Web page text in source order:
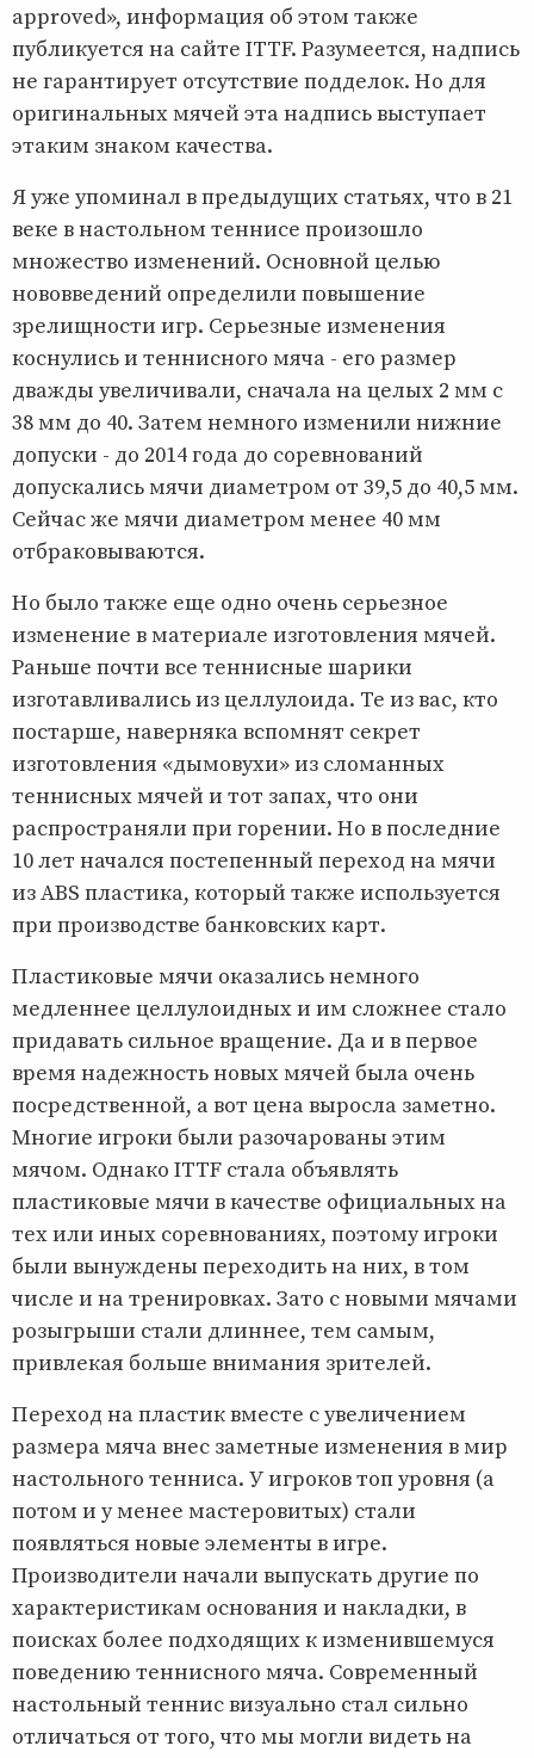
approved», информация об этом также
публикуется на сайте ITTF. Разумеется, надпись
не гарантирует отсутствие подделок. Но для
оригинальных мячей эта надпись выступает
этаким знаком качества.
Я уже упоминал в предыдущих статьях, что в 21
веке в настольном теннисе произошло
множество изменений. Основной целью
нововведений определили повышение
зрелищности игр. Серьезные изменения
коснулись и теннисного мяча - его размер
дважды увеличивали, сначала на целых 2 мм с
38 мм до 40. Затем немного изменили нижние
допуски - до 2014 года до соревнований
допускались мячи диаметром от 39,5 до 40,5 мм.
Сейчас же мячи диаметром менее 40 мм
отбраковываются.
Но было также еще одно очень серьезное
изменение в материале изготовления мячей.
Раньше почти все теннисные шарики
изготавливались из целлулоида. Те из вас, кто
постарше, наверняка вспомнят секрет
изготовления «дымовухи» из сломанных
теннисных мячей и тот запах, что они
распространяли при горении. Но в последние
10 лет начался постепенный переход на мячи
из ABS пластика, который также используется
при производстве банковских карт.
Пластиковые мячи оказались немного
медленнее целлулоидных и им сложнее стало
придавать сильное вращение. Да и в первое
время надежность новых мячей была очень
посредственной, а вот цена выросла заметно.
Многие игроки были разочарованы этим
мячом. Однако ITTF стала объявлять
пластиковые мячи в качестве официальных на
тех или иных соревнованиях, поэтому игроки
были вынуждены переходить на них, в том
числе и на тренировках. Зато с новыми мячами
розыгрыши стали длиннее, тем самым,
привлекая больше внимания зрителей.
Переход на пластик вместе с увеличением
размера мяча внес заметные изменения в мир
настольного тенниса. У игроков топ уровня (а
потом и у менее мастеровитых) стали
появляться новые элементы в игре.
Производители начали выпускать другие по
характеристикам основания и накладки, в
поисках более подходящих к изменившемуся
поведению теннисного мяча. Современный
настольный теннис визуально стал сильно
отличаться от того, что мы могли видеть на